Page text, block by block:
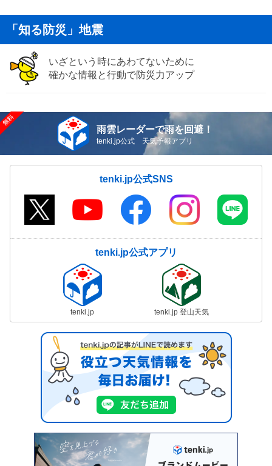
「知る防災」地震
いざという時にあわてないために
確かな情報と行動で防災力アップ
雨雲レーダーで雨を回避！
tenki.jp公式 天気予報アプリ
tenki.jp公式SNS
tenki.jp公式アプリ
tenki.jp tenki.jp 登山天気